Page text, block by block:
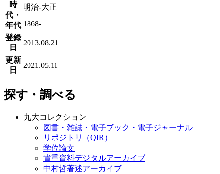
時
代・
年代
明治-大正
1868-
登録
日
2013.08.21
更新
日
2021.05.11
探す・調べる
九大コレクション
図書・雑誌・電子ブック・電子ジャーナル
リポジトリ（QIR）
学位論文
貴重資料デジタルアーカイブ
中村哲著述アーカイブ